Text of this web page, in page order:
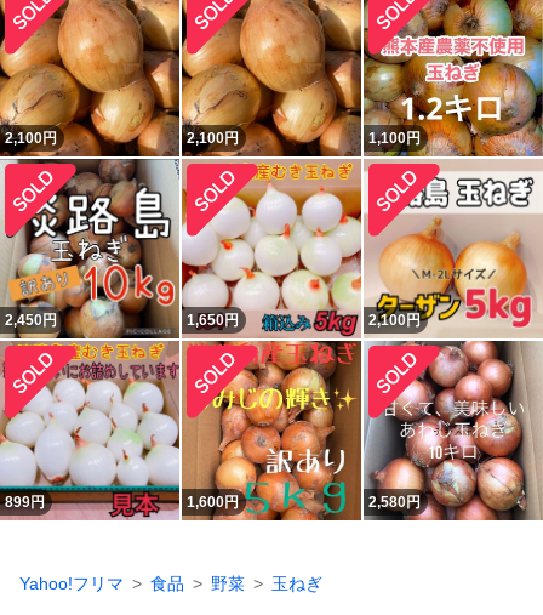
2,100円 2,100円 1,100円
2,450円 1,650円 2,100円
899円 1,600円 2,580円
Yahoo!フリマ 食品 野菜 玉ねぎ